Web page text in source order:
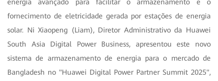
fornecimento de eletricidade gerada por estações de energia
solar. Ni Xiaopeng (Liam), Diretor Administrativo da Huawei
South Asia Digital Power Business, apresentou este novo
sistema de armazenamento de energia para o mercado de
Bangladesh no "Huawei Digital Power Partner Summit 2025",